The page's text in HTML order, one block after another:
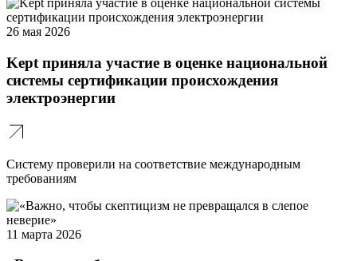
26 мая 2026
Kept приняла участие в оценке национальной
системы сертификации происхождения
электроэнергии
Систему проверили на соответствие международным
требованиям
11 марта 2026